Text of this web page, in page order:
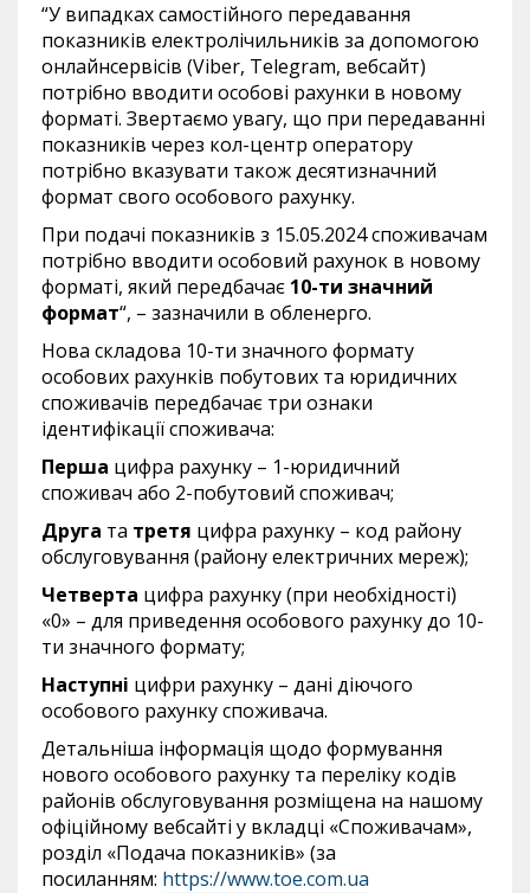
“У випадках самостійного передавання
показників електролічильників за допомогою
онлайнсервісів (Viber, Telegram, вебсайт)
потрібно вводити особові рахунки в новому
форматі. Звертаємо увагу, що при передаванні
показників через кол-центр оператору
потрібно вказувати також десятизначний
формат свого особового рахунку.
При подачі показників з 15.05.2024 споживачам
потрібно вводити особовий рахунок в новому
форматі, який передбачає 10-ти значний
формат“, – зазначили в обленерго.
Нова складова 10-ти значного формату
особових рахунків побутових та юридичних
споживачів передбачає три ознаки
ідентифікації споживача:
Перша цифра рахунку – 1-юридичний
споживач або 2-побутовий споживач;
Друга та третя цифра рахунку – код району
обслуговування (району електричних мереж);
Четверта цифра рахунку (при необхідності)
«0» – для приведення особового рахунку до 10-
ти значного формату;
Наступні цифри рахунку – дані діючого
особового рахунку споживача.
Детальніша інформація щодо формування
нового особового рахунку та переліку кодів
районів обслуговування розміщена на нашому
офіційному вебсайті у вкладці «Споживачам»,
розділ «Подача показників» (за
посиланням: https://www.toe.com.ua